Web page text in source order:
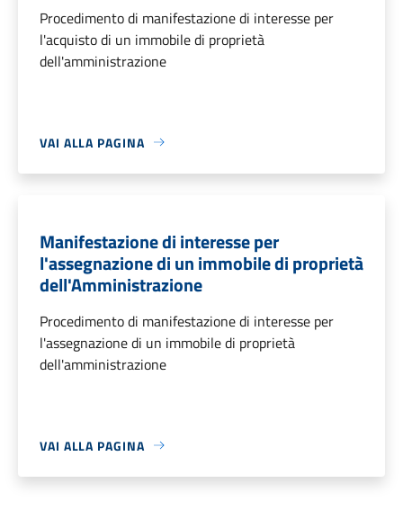
Procedimento di manifestazione di interesse per
l'acquisto di un immobile di proprietà
dell'amministrazione
VAI ALLA PAGINA
Manifestazione di interesse per
l'assegnazione di un immobile di proprietà
dell'Amministrazione
Procedimento di manifestazione di interesse per
l'assegnazione di un immobile di proprietà
dell'amministrazione
VAI ALLA PAGINA